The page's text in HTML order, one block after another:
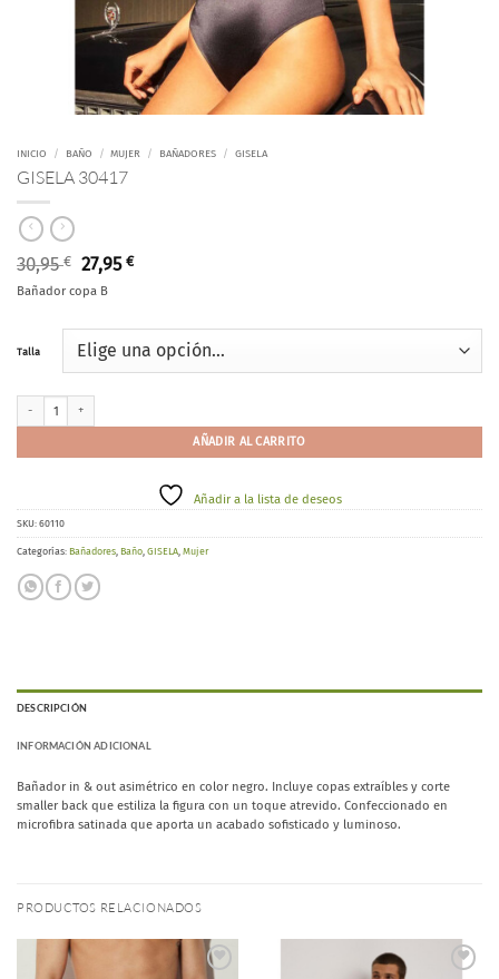
INICIO / BAÑO / MUJER / BAÑADORES / GISELA
GISELA 30417
30,95€ El
precio
original
30,95 €.
27,95€El
27,95 €.
Bañador copa B
Talla
AÑADIR AL CARRITO
Añadir a la lista de deseos
SKU: 60110
Categorías: Bañadores Baño GISELA Mujer
DESCRIPCIÓN
INFORMACIÓN ADICIONAL
Bañador in & out asimétrico en color negro. Incluye copas extraíbles y corte
smaller back que estiliza la figura con un toque atrevido. Confeccionado en
microfibra satinada que aporta un acabado sofisticado y luminoso.
PRODUCTOS RELACIONADOS